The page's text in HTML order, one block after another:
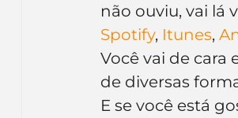
não ouviu, vai lá
Spotify, Itunes,
Você vai de
de diversas
E se você está